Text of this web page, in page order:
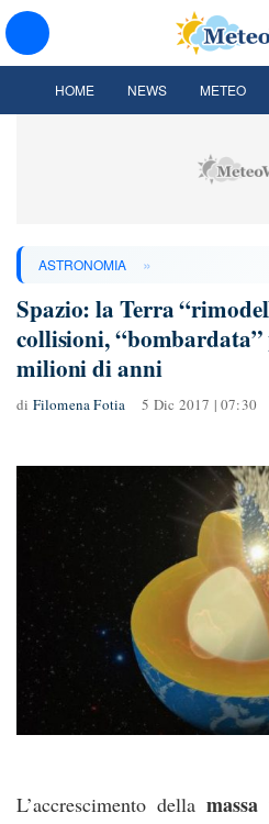
HOME NEWS METEO
ASTRONOMIA »
Spazio: la Terra
collisioni,
milioni di anni
di Filomena Fotia 5 Dic 2017 | 07:30
L’accrescimento della